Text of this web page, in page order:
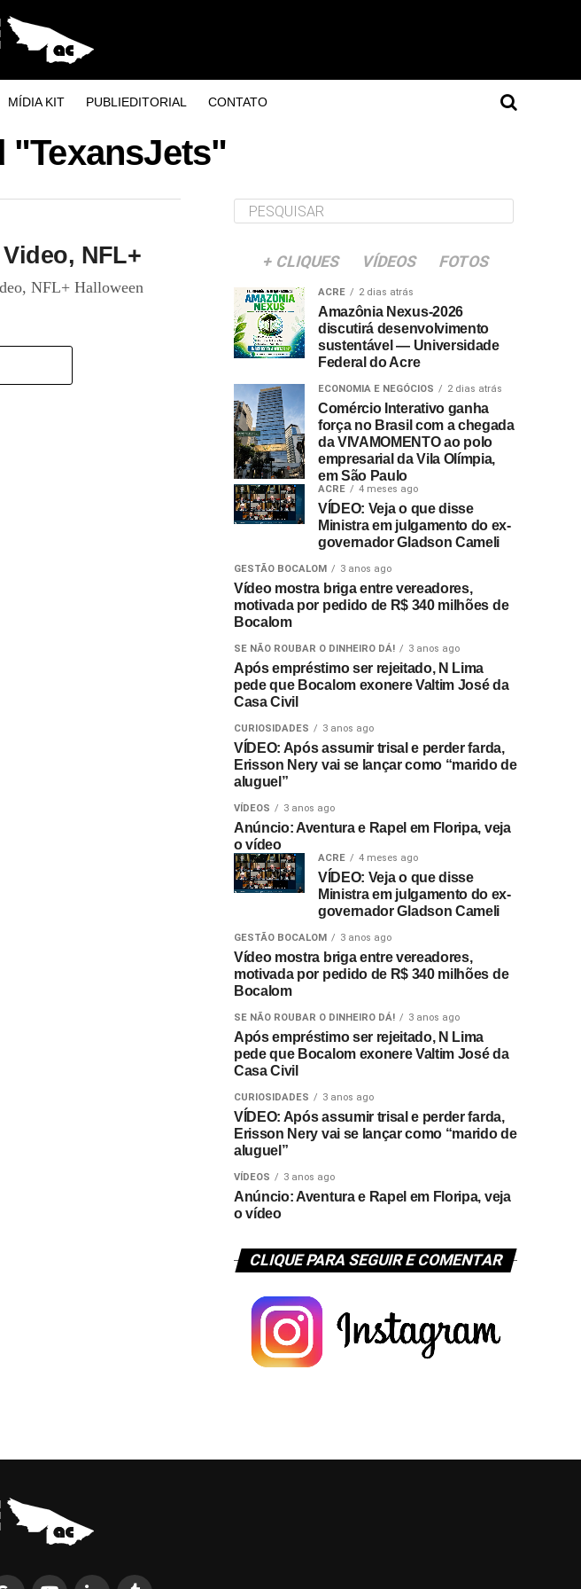
MÍDIA KIT PUBLIEDITORIAL CONTATO
"TexansJets"
NFL+
NFL+ Halloween
+ CLIQUES VÍDEOS FOTOS
ACRE 2 dias atrás
Amazônia Nexus-2026
discutirá desenvolvimento
sustentável — Universidade
Federal do Acre
ECONOMIA E NEGÓCIOS 2 dias atrás
Comércio Interativo ganha
força no Brasil com a chegada
da VIVAMOMENTO ao polo
empresarial da Vila Olímpia,
em São Paulo
ACRE 4 meses ago
VÍDEO: Veja o que disse
Ministra em julgamento do ex-
governador Gladson Cameli
GESTÃO BOCALOM 3 anos ago
Vídeo mostra briga entre vereadores,
motivada por pedido de R$ 340 milhões de
Bocalom
SE NÃO ROUBAR O DINHEIRO DÁ! 3 anos ago
Após empréstimo ser rejeitado, N Lima
pede que Bocalom exonere Valtim José da
Casa Civil
CURIOSIDADES 3 anos ago
VÍDEO: Após assumir trisal e perder farda,
Erisson Nery vai se lançar como “marido de
aluguel”
VÍDEOS 3 anos ago
Anúncio: Aventura e Rapel em Floripa, veja
o vídeo
ACRE 4 meses ago
VÍDEO: Veja o que disse
Ministra em julgamento do ex-
governador Gladson Cameli
GESTÃO BOCALOM 3 anos ago
Vídeo mostra briga entre vereadores,
motivada por pedido de R$ 340 milhões de
Bocalom
SE NÃO ROUBAR O DINHEIRO DÁ! 3 anos ago
Após empréstimo ser rejeitado, N Lima
pede que Bocalom exonere Valtim José da
Casa Civil
CURIOSIDADES 3 anos ago
VÍDEO: Após assumir trisal e perder farda,
Erisson Nery vai se lançar como “marido de
aluguel”
VÍDEOS 3 anos ago
Anúncio: Aventura e Rapel em Floripa, veja
o vídeo
CLIQUE PARA SEGUIR E COMENTAR